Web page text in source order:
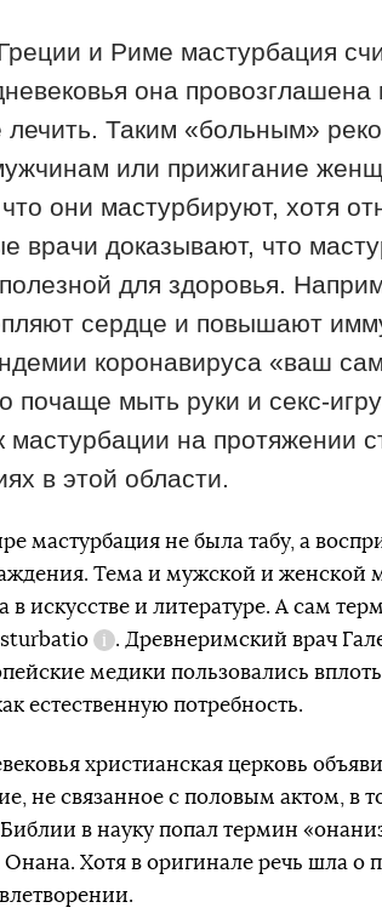
и Риме мастурбация
она
лечить. Таким «больным»
или прижигание
они мастурбируют, хотя
врачи доказывают, что
для здоровья.
сердце и повышают
коронавируса «ваш
почаще мыть руки и секс-
мастурбации на протяжении
в этой области.
мастурбация не была табу, а
Тема и мужской и женской
в искусстве и литературе. А сам
Справка
. Древнеримский врач
медики пользовались
естественную потребность.
христианская церковь
не связанное с половым актом, в
в науку попал термин
Онана. Хотя в оригинале речь шла о